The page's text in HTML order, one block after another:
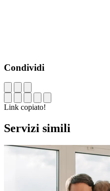
Condividi
Link copiato!
Servizi simili